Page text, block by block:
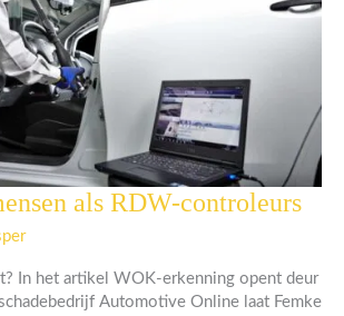
als RDW-controleurs
In het artikel WOK-erkenning opent deur
Automotive Online laat Femke